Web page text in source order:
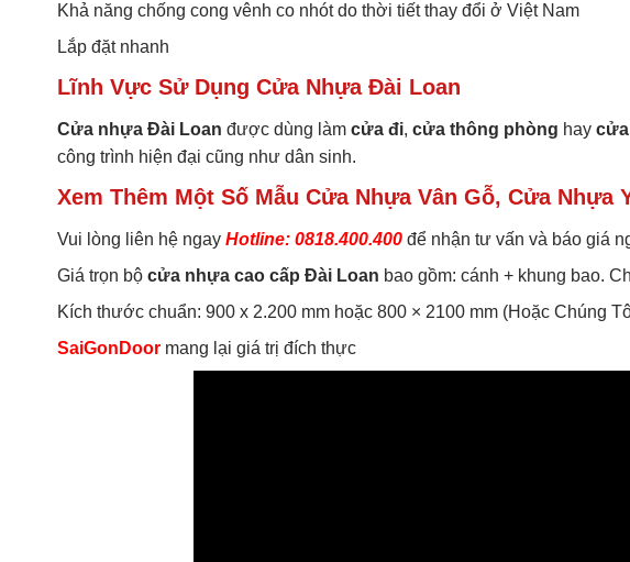
Khả năng chống cong vênh co nhót do thời tiết thay đổi ở Việt Nam
Lắp đặt nhanh
Lĩnh Vực Sử Dụng Cửa Nhựa Đài Loan
Cửa nhựa Đài Loan được dùng làm cửa đi, cửa thông phòng hay cửa
công trình hiện đại cũng như dân sinh.
Xem Thêm Một Số Mẫu Cửa Nhựa Vân Gỗ, Cửa
Vui lòng liên hệ ngay Hotline: 0818.400.400 để nhận tư vấn và báo giá
Giá trọn bộ cửa nhựa cao cấp Đài Loan bao gồm: cánh + khung bao.
Kích thước chuẩn: 900 x 2.200 mm hoặc 800 × 2100 mm (Hoặc Chúng
SaiGonDoor mang lại giá trị đích thực